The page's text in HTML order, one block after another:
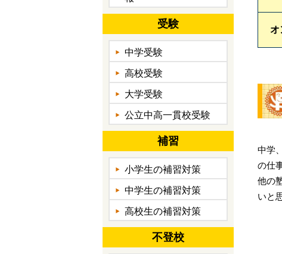
オ
中学
の仕
他の
いと
受験
中学受験
高校受験
大学受験
公立中高一貫校受験
補習
小学生の補習対策
中学生の補習対策
高校生の補習対策
不登校